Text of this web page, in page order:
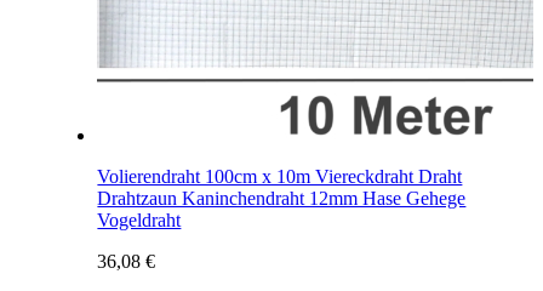
Volierendraht 100cm x 10m Viereckdraht Draht
Drahtzaun Kaninchendraht 12mm Hase Gehege
Vogeldraht
36,08€